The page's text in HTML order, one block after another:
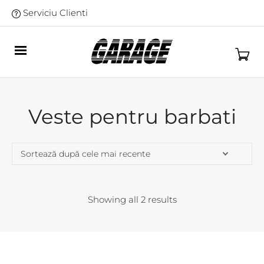
Serviciu Clienti
Veste pentru barbati
Showing all 2 results